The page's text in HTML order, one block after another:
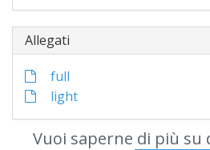
Allegati
full
light
Vuoi saperne di più su